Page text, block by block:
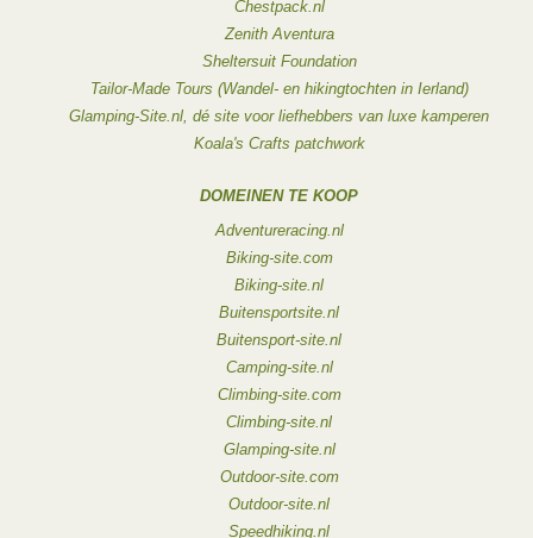
Chestpack.nl
Zenith Aventura
Sheltersuit Foundation
Tailor-Made Tours (Wandel- en hikingtochten in Ierland)
Glamping-Site.nl, dé site voor liefhebbers van luxe kamperen
Koala's Crafts patchwork
DOMEINEN TE KOOP
Adventureracing.nl
Biking-site.com
Biking-site.nl
Buitensportsite.nl
Buitensport-site.nl
Camping-site.nl
Climbing-site.com
Climbing-site.nl
Glamping-site.nl
Outdoor-site.com
Outdoor-site.nl
Speedhiking.nl